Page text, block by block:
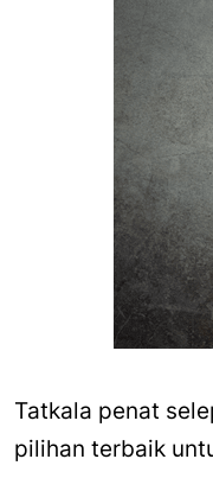
Tatkala penat
pilihan terbaik